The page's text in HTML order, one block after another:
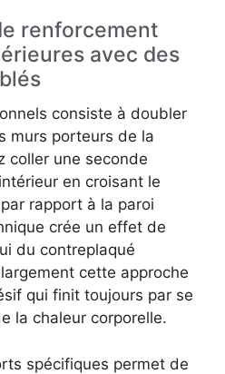
renforcement
avec des
consiste à doubler
murs porteurs de la
coller une seconde
en croisant le
rapport à la paroi
crée un effet de
du contreplaqué
cette approche
qui finit toujours par se
la chaleur corporelle.
spécifiques permet de